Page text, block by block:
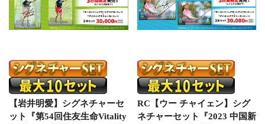
【岩井明愛】シグネチャーセ
ット『第54回住友生命Vitality
RC【ウー チャイェン】シグ
ネチャーセット『2023 中国新